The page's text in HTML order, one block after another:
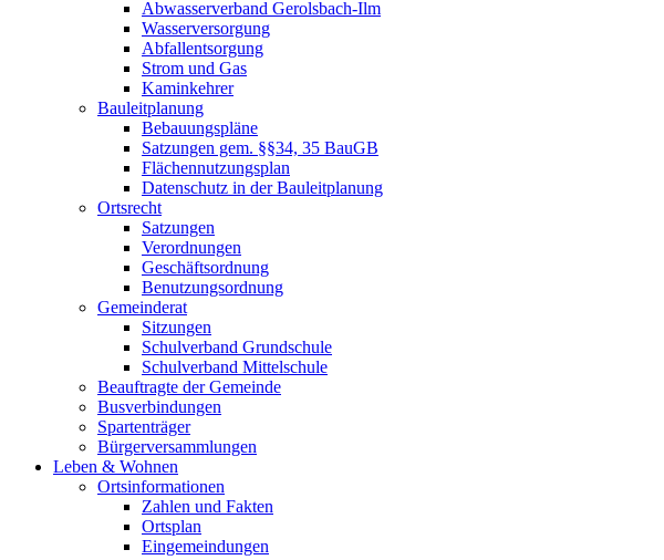
Abwasserverband Gerolsbach-Ilm
Wasserversorgung
Abfallentsorgung
Strom und Gas
Kaminkehrer
Bauleitplanung
Bebauungspläne
Satzungen gem. §§34, 35 BauGB
Flächennutzungsplan
Datenschutz in der Bauleitplanung
Ortsrecht
Satzungen
Verordnungen
Geschäftsordnung
Benutzungsordnung
Gemeinderat
Sitzungen
Schulverband Grundschule
Schulverband Mittelschule
Beauftragte der Gemeinde
Busverbindungen
Spartenträger
Bürgerversammlungen
Leben & Wohnen
Ortsinformationen
Zahlen und Fakten
Ortsplan
Eingemeindungen